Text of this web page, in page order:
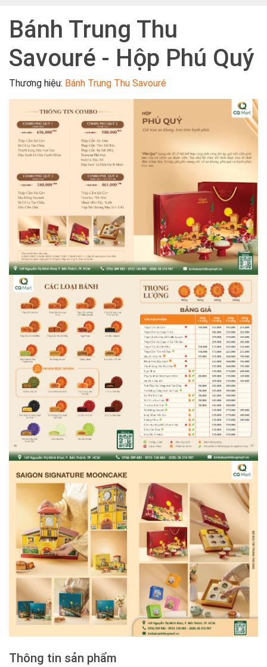
Bánh Trung Thu
Savouré - Hộp Phú Quý
Thương hiệu: Bánh Trung Thu Savouré
Thông tin sản phẩm